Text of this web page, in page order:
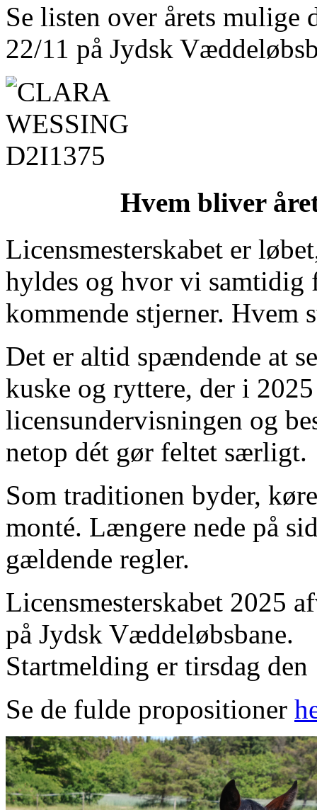
Se listen over årets mulige
22/11 på Jydsk
Hvem bliver
Licensmesterskabet er
hyldes og hvor vi samtidig
kommende stjerner. Hvem
Det er altid spændende at
kuske og ryttere, der i
licensundervisningen og
netop dét gør feltet særligt.
Som traditionen byder,
monté. Længere nede på
gældende regler.
Licensmesterskabet 2025
på Jydsk Væddeløbsbane.
Startmelding er tirsdag
Se de fulde propositioner